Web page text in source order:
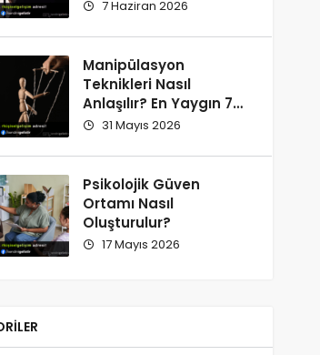
7 Haziran 2026
Manipülasyon
Teknikleri Nasıl
Anlaşılır? En Yaygın 7
İşaret
31 Mayıs 2026
Psikolojik Güven
Ortamı Nasıl
Oluşturulur?
17 Mayıs 2026